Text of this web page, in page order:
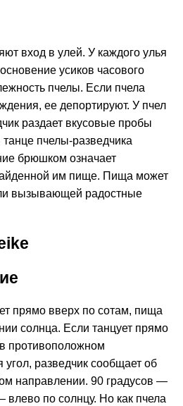
вход в улей. У каждого улья
усиков часового
пчелы. Если пчела
ее депортируют. У пчел
раздает вкусовые пробы
пчелы-разведчика
брюшком означает
им пище. Пища может
вызывающей радостные
прямо вверх по сотам, пища
солнца. Если танцует прямо
противоположном
разведчик сообщает об
направлении. 90 градусов —
влево по солнцу. Но как пчела